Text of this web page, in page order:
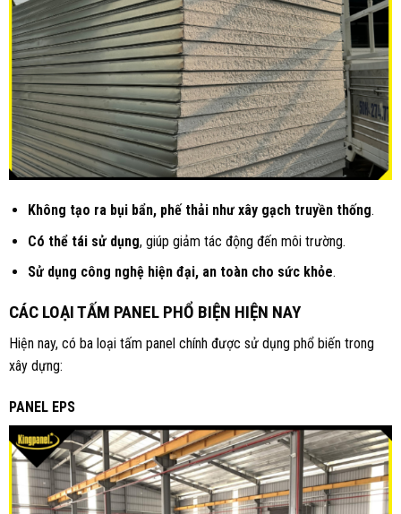
Không tạo ra bụi bẩn, phế thải như xây gạch truyền thống.
Có thể tái sử dụng, giúp giảm tác động đến môi trường.
Sử dụng công nghệ hiện đại, an toàn cho sức khỏe.
CÁC LOẠI TẤM PANEL PHỔ BIỆN HIỆN NAY
Hiện nay, có ba loại tấm panel chính được sử dụng phổ biến trong
xây dựng:
PANEL EPS